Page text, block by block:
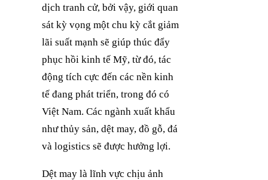
dịch tranh cử, bởi vậy, giới quan
sát kỳ vọng một chu kỳ cắt giảm
lãi suất mạnh sẽ giúp thúc đẩy
phục hồi kinh tế Mỹ, từ đó, tác
động tích cực đến các nền kinh
tế đang phát triển, trong đó có
Việt Nam. Các ngành xuất khẩu
như thủy sản, dệt may, đồ gỗ, đá
và logistics sẽ được hưởng lợi.
Dệt may là lĩnh vực chịu ảnh